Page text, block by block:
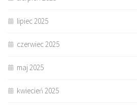
lipiec 2025
czerwiec 2025
maj 2025
kwiecień 2025